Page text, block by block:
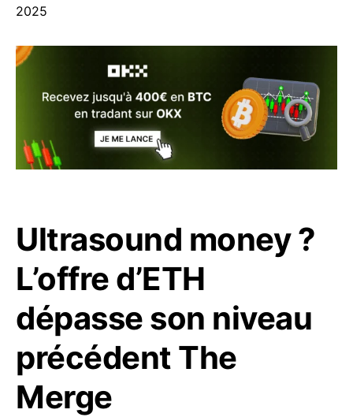
2025
Ultrasound money ?
L’offre d’ETH
dépasse son niveau
précédent The
Merge